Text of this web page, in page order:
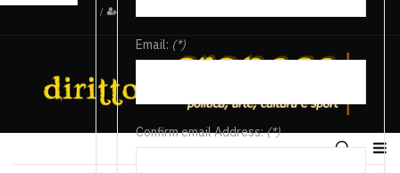
/
Email: (*)
Confirm email Address:(*)